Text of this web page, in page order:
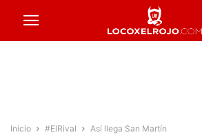
Inicio #ElRival Así llega San Martín